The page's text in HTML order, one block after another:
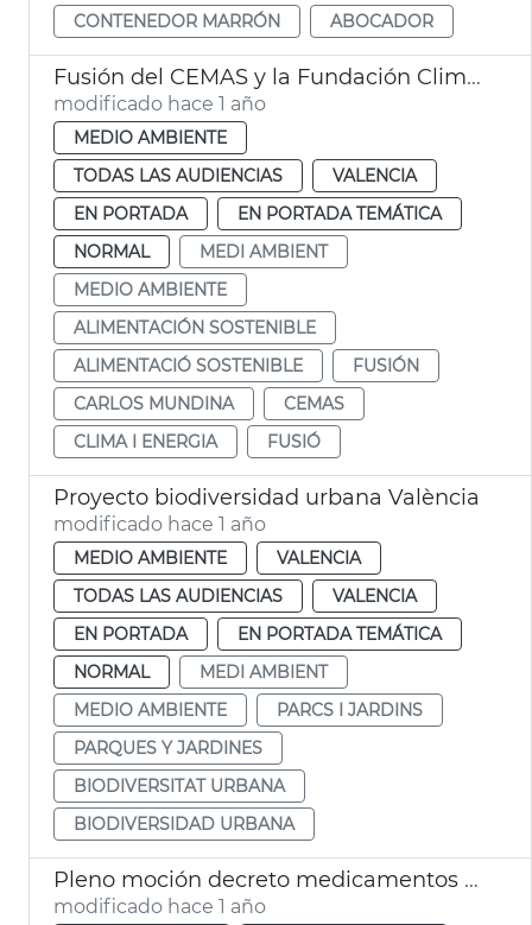
CONTENEDOR MARRÓN ABOCADOR
Fusión del CEMAS y la Fundación Clima i Energia
modificado hace 1 año
MEDIO AMBIENTE
TODAS LAS AUDIENCIAS
VALENCIA
EN PORTADA
EN PORTADA TEMÁTICA
NORMAL
MEDI AMBIENT
MEDIO AMBIENTE
ALIMENTACIÓN SOSTENIBLE
ALIMENTACIÓ SOSTENIBLE
FUSIÓN
CARLOS MUNDINA
CEMAS
CLIMA I ENERGIA
FUSIÓ
Proyecto biodiversidad urbana València
modificado hace 1 año
MEDIO AMBIENTE
VALENCIA
TODAS LAS AUDIENCIAS
VALENCIA
EN PORTADA
EN PORTADA TEMÁTICA
NORMAL
MEDI AMBIENT
MEDIO AMBIENTE
PARCS I JARDINS
PARQUES Y JARDINES
BIODIVERSITAT URBANA
BIODIVERSIDAD URBANA
Pleno moción decreto medicamentos veterinarios
modificado hace 1 año